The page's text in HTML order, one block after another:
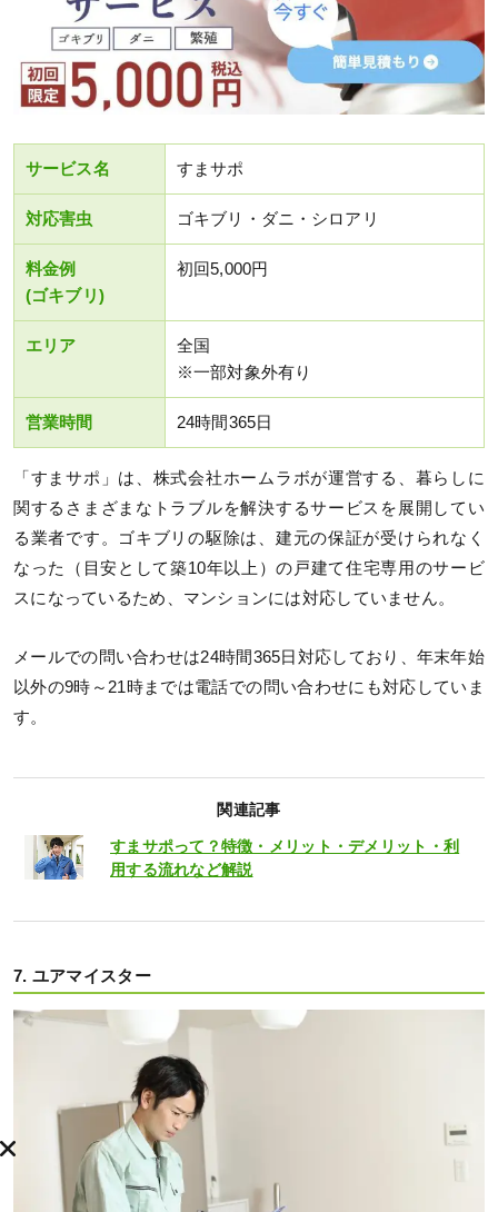
サービス名 すまサポ
対応害虫 ゴキブリ・ダニ・シロアリ
料金例
(ゴキブリ)
初回5,000円
エリア
全国
※一部対象外有り
営業時間 24時間365日
「すまサポ」は、株式会社ホームラボが運営する、暮らしに
関するさまざまなトラブルを解決するサービスを展開してい
る業者です。ゴキブリの駆除は、建元の保証が受けられなく
なった（目安として築10年以上）の戸建て住宅専用のサービ
スになっているため、マンションには対応していません。
メールでの問い合わせは24時間365日対応しており、年末年始
以外の9時～21時までは電話での問い合わせにも対応していま
す。
関連記事
すまサポって？特徴・メリット・デメリット・利
用する流れなど解説
7. ユアマイスター